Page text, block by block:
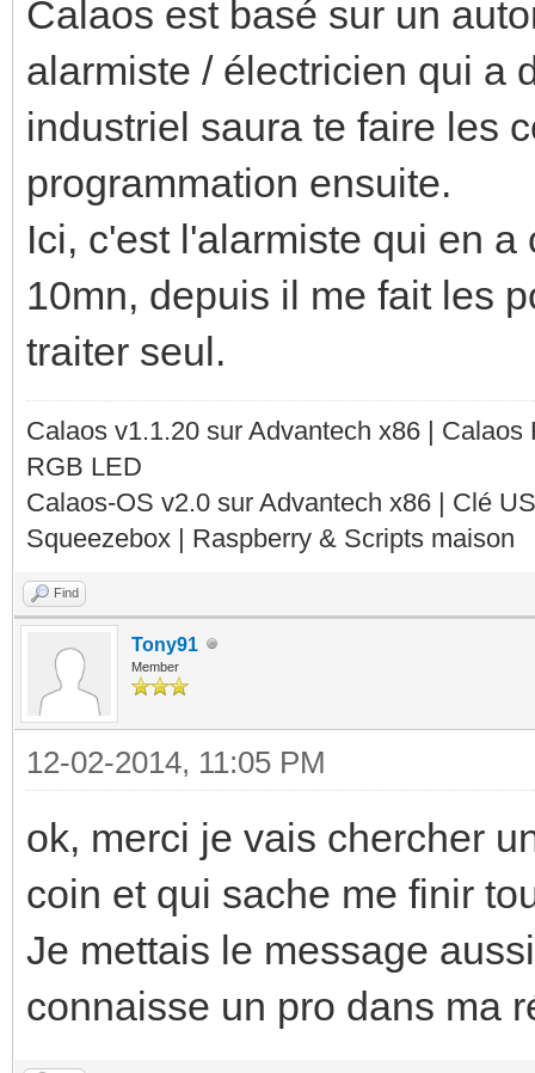
Calaos est basé sur un
alarmiste / électricien qui a
industriel saura te faire les
programmation ensuite.
Ici, c'est l'alarmiste qui en
10mn, depuis il me fait les
traiter seul.
Calaos v1.1.20 sur Advantech x86 |
RGB LED
Calaos-OS v2.0 sur Advantech x86 | Clé
Squeezebox | Raspberry & Scripts maison
Find
Tony91
Member
12-02-2014, 11:05 PM
ok, merci je vais chercher
coin et qui sache me finir
Je mettais le message
connaisse un pro dans ma